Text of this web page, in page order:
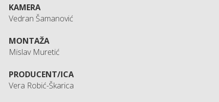
KAMERA
Vedran Šamanović
MONTAŽA
Mislav Muretić
PRODUCENT/ICA
Vera Robić-Škarica